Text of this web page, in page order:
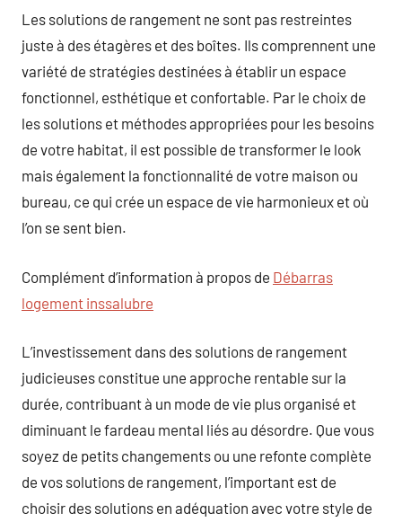
Les solutions de rangement ne sont pas restreintes
juste à des étagères et des boîtes. Ils comprennent une
variété de stratégies destinées à établir un espace
fonctionnel, esthétique et confortable. Par le choix de
les solutions et méthodes appropriées pour les besoins
de votre habitat, il est possible de transformer le look
mais également la fonctionnalité de votre maison ou
bureau, ce qui crée un espace de vie harmonieux et où
l’on se sent bien.
Complément d’information à propos de Débarras
logement inssalubre
L’investissement dans des solutions de rangement
judicieuses constitue une approche rentable sur la
durée, contribuant à un mode de vie plus organisé et
diminuant le fardeau mental liés au désordre. Que vous
soyez de petits changements ou une refonte complète
de vos solutions de rangement, l’important est de
choisir des solutions en adéquation avec votre style de